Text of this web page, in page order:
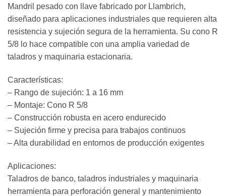
Mandril pesado con llave fabricado por Llambrich,
diseñado para aplicaciones industriales que requieren alta
resistencia y sujeción segura de la herramienta. Su cono R
5/8 lo hace compatible con una amplia variedad de
taladros y maquinaria estacionaria.
Características:
– Rango de sujeción: 1 a 16 mm
– Montaje: Cono R 5/8
– Construcción robusta en acero endurecido
– Sujeción firme y precisa para trabajos continuos
– Alta durabilidad en entornos de producción exigentes
Aplicaciones:
Taladros de banco, taladros industriales y maquinaria
herramienta para perforación general y mantenimiento